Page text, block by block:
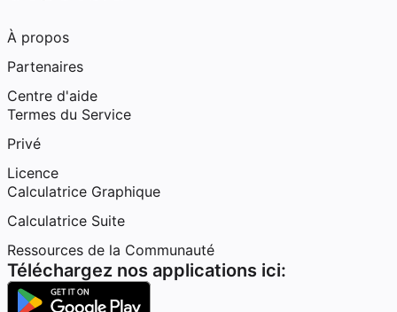
À propos
Partenaires
Centre d'aide
Termes du Service
Privé
Licence
Calculatrice Graphique
Calculatrice Suite
Ressources de la Communauté
Téléchargez nos applications ici: